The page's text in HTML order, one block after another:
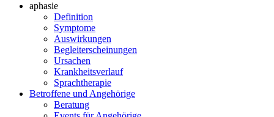
aphasie
Definition
Symptome
Auswirkungen
Begleiterscheinungen
Ursachen
Krankheitsverlauf
Sprachtherapie
Betroffene und Angehörige
Beratung